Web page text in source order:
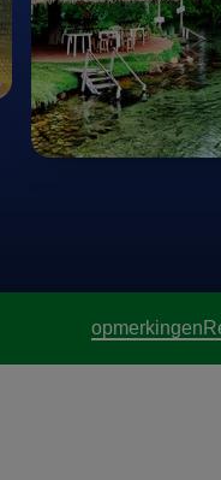
opmerkingen